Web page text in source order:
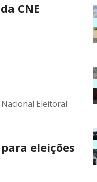
CNE
Eleitoral
eleições